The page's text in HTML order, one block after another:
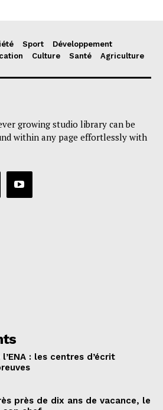
Sport
Développement
Culture Santé Agriculture
growing studio library can be
within any page effortlessly with
: les centres d’écrit
près de dix ans de vacance, le